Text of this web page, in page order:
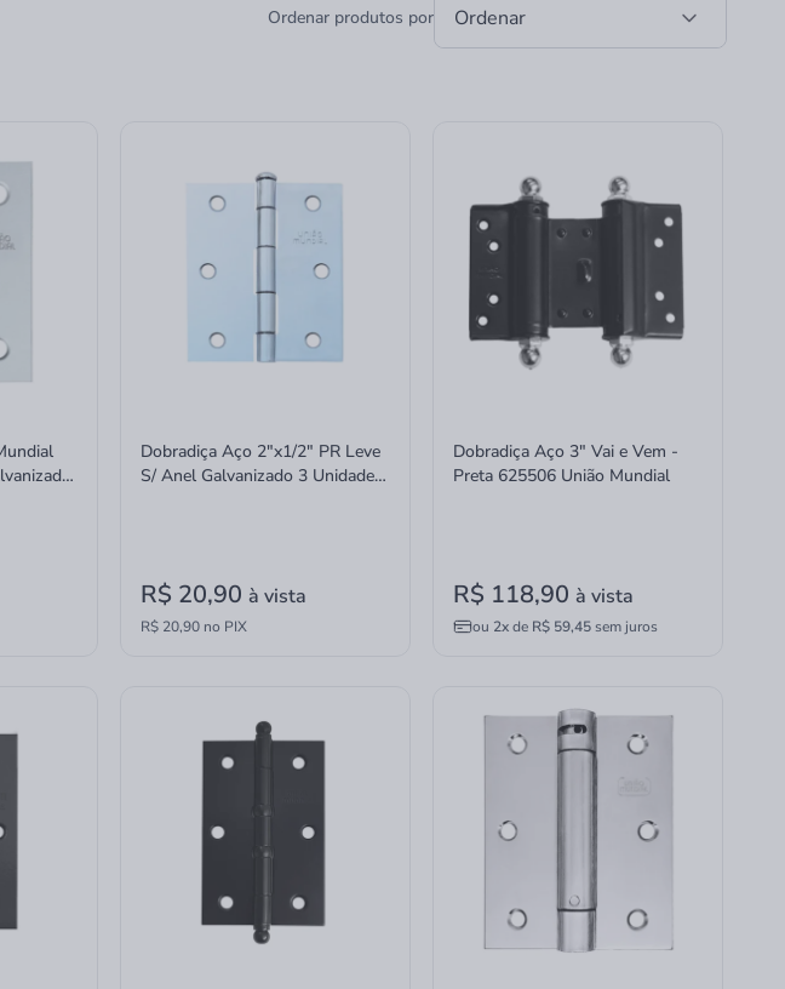
Ordenar produtos por Ordenar
Dobradiça Aço 2"x1/2" PR Leve
S/ Anel Galvanizado 3 Unidades
R$ 20,90 à vista
R$ 20,90 no PIX
Dobradiça Aço 3" Vai e Vem -
Preta 625506 União Mundial
R$ 118,90 à vista
ou 2xde R$ 59,45sem juros